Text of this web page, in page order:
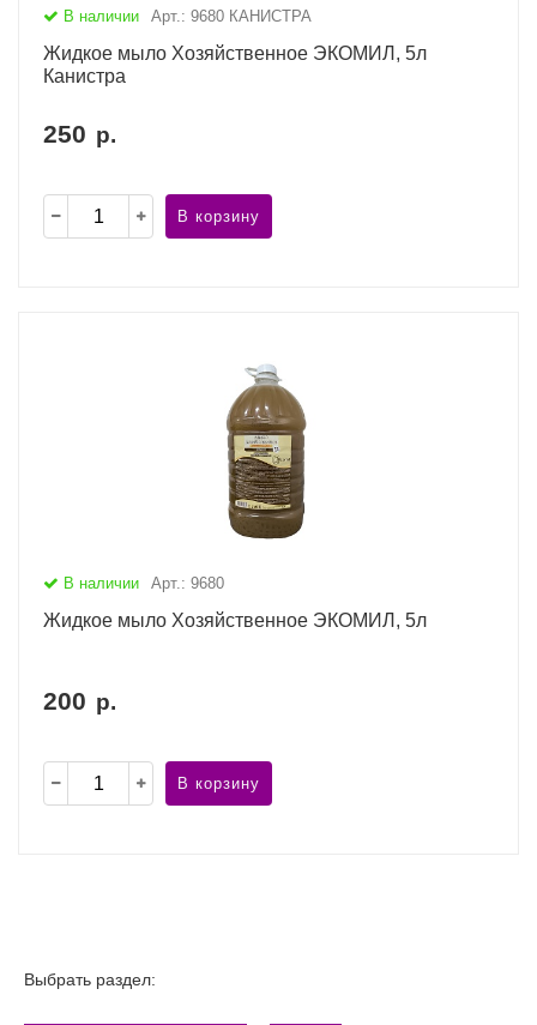
В наличии Арт.: 9680 КАНИСТРА
Жидкое мыло Хозяйственное ЭКОМИЛ, 5л
Канистра
250 р.
В корзину
В наличии Арт.: 9680
Жидкое мыло Хозяйственное ЭКОМИЛ, 5л
200 р.
В корзину
Выбрать раздел: